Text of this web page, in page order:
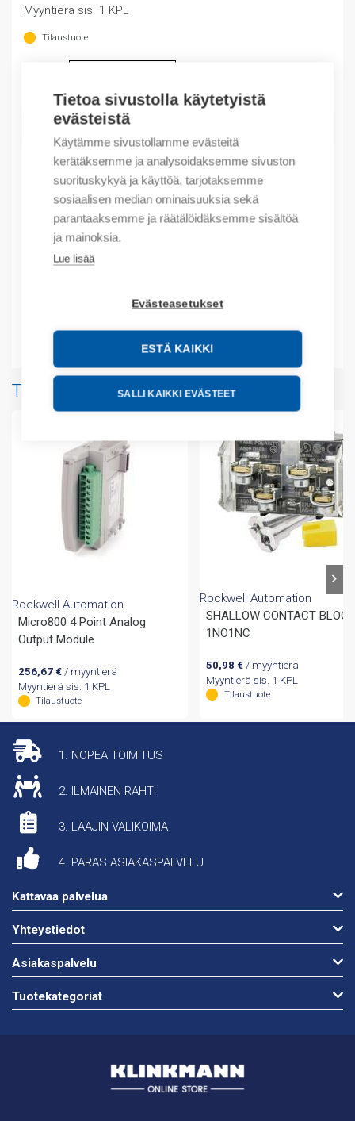
Tietoa sivustolla käytetyistä
evästeistä
Käytämme sivustollamme evästeitä
kerätäksemme ja analysoidaksemme sivuston
suorituskykyä ja käyttöä, tarjotaksemme
sosiaalisen median ominaisuuksia sekä
parantaaksemme ja räätälöidäksemme sisältöä
ja mainoksia.
Lue lisää
Evästeasetukset
ESTÄ KAIKKI
SALLI KAIKKI EVÄSTEET
Myyntierä sis. 1 KPL
Tilaustuote
LISÄÄ OSTOSKORIIN
Tuotekoodit
Tilauskoodi: 2080LC1012AWA
Valmistajan tuotenumero: 2080-LC10-12AWA
Lisätiedot
Tuotteita samalta valmistajalta
Rockwell Automation
Micro800 4 Point Analog
Output Module
256,67 €/ myyntierä
Myyntierä sis. 1 KPL
Tilaustuote
Rockwell Automation
SHALLOW CONTACT
1NO1NC
50,98 € / myyntierä
Myyntierä sis. 1 KPL
Tilaustuote
1. NOPEA TOIMITUS
2. ILMAINEN RAHTI
3. LAAJIN VALIKOIMA
4. PARAS ASIAKASPALVELU
Kattavaa palvelua
Yhteystiedot
Asiakaspalvelu
Tuotekategoriat